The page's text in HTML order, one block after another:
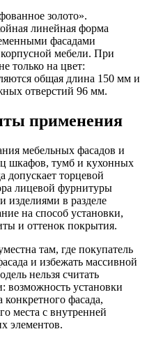
золото».
линейная форма
фасадами
мебели. При
только на цвет:
общая длина 150 мм и
отверстий 96 мм.
применения
мебельных фасадов и
шкафов, тумб и кухонных
допускает торцевой
лицевой фурнитуры
изделиями в разделе
на способ установки,
и оттенок покрытия.
там, где покупатель
и избежать массивной
нельзя считать
возможность установки
фасада,
места с внутренней
элементов.